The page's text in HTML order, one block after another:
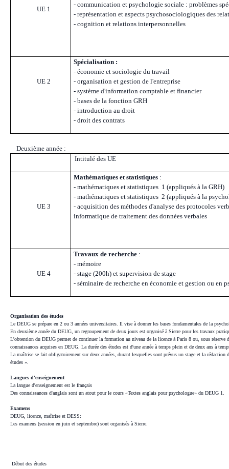
UE 1
- communication et psychologie sociale : problèmes
- représentation et aspects psychosociologiques des
- cognition et relations interpersonnelles
UE 2
Spécialisation :
- économie et sociologie du travail
- organisation et gestion de l'entreprise
- système d'information comptable et financier
- bases de la fonction GRH
- introduction au droit
- droit des contrats
Deuxième année :
Intitulé des UE
UE 3
Mathématiques et statistiques:
- mathématiques et statistiques 1 (appliqués à la GRH)
- mathématiques et statistiques 2 (appliqués à la
- acquisition des méthodes d'analyse des protocoles
informatique de traitement des données verbales
UE 4
Travaux de recherche:
- mémoire
- stage (200h) et supervision de stage
- séminaire de recherche en économie et gestion ou en
Organisation des études
Le DEUG se prépare en 2 ou 3 années universitaires. Il vise à donner les bases fondamentales de la
En deuxième année du DEUG, un regroupement de deux jours est organisé à Sierre pour les travaux
L'obtention du DEUG permet de continuer la formation au niveau de la licence à Paris 8 ou, sous
connaissances acquises en DEUG. La durée des études est d'une année à temps plein et de deux ans à
La maîtrise se fait obligatoirement sur deux années, durant lesquelles sont prévus un stage et la
études ».
Langues d'enseignement
La langue d'enseignement est le français
Des connaissances d'anglais sont un atout pour le cours «Textes anglais pour psychologue» du DEUG 1.
Examens
DEUG, licence, maîtrise et DESS:
Les examens (session en juin et septembre) sont organisés à Sierre.
Début des études